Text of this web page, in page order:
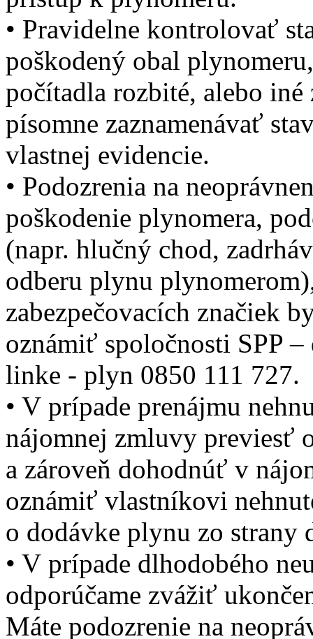
• Pravidelne kontrolovať
poškodený obal
počítadla rozbité, alebo
písomne zaznamenávať
vlastnej evidencie.
• Podozrenia na
poškodenie plynomera,
(napr. hlučný chod,
odberu plynu
zabezpečovacích značiek
oznámiť spoločnosti SPP
linke - plyn 0850 111 727.
• V prípade prenájmu
nájomnej zmluvy previesť
a zároveň dohodnúť v
oznámiť vlastníkovi
o dodávke plynu zo strany
• V prípade dlhodobého
odporúčame zvážiť
Máte podozrenie na